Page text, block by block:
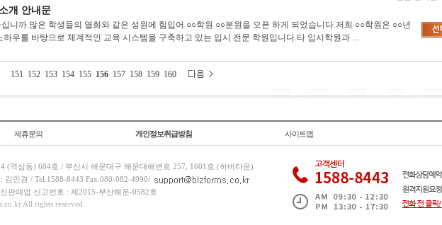
개 안내문
십니까.많은 학생들의 열화와 같은 성원에 힘입어 ○○학원 ○○분원을 오픈 하게 되었습니다.저희 ○○학원은 ○○년
하우를 바탕으로 체계적인 교육 시스템을 구축하고 있는 입시 전문 학원입니다.타 입시학원과 ...
151 152 153 154 155 156 157 158 159 160
제휴문의 개인정보취급방침 사이트맵
(역삼동) 604호 / 부산시 해운대구 해운대해변로 257, 1601호 (하버타운)
민경 / Tel.1588-8443 Fax.080-082-4990/
판매업 신고번호 : 제2015-부산해운-0582호
All rights reserved.